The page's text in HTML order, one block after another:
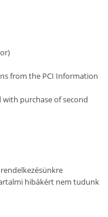
from the PCI Information
with purchase of second
hibákért nem tudunk